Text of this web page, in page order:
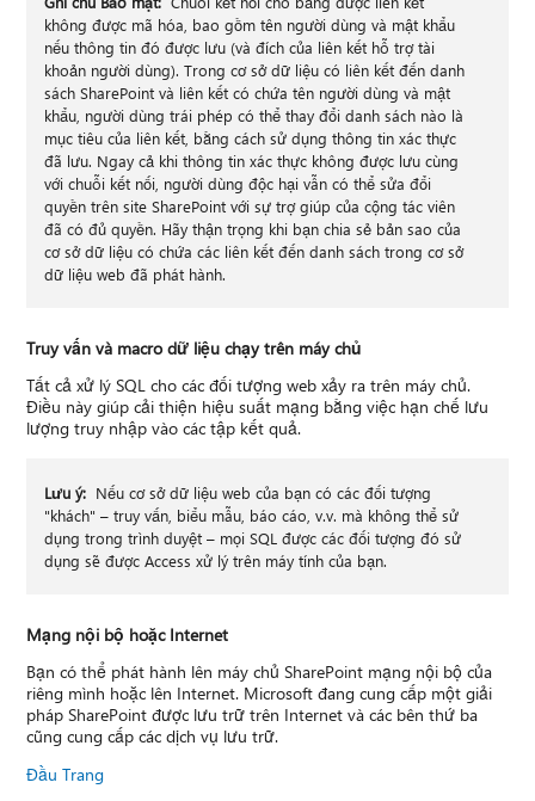
không được mã hóa, bao gồm tên người dùng và mật khẩu
nếu thông tin đó được lưu (và đích của liên kết hỗ trợ tài
khoản người dùng). Trong cơ sở dữ liệu có liên kết đến danh
sách SharePoint và liên kết có chứa tên người dùng và mật
khẩu, người dùng trái phép có thể thay đổi danh sách nào là
mục tiêu của liên kết, bằng cách sử dụng thông tin xác thực
đã lưu. Ngay cả khi thông tin xác thực không được lưu cùng
với chuỗi kết nối, người dùng độc hại vẫn có thể sửa đổi
quyền trên site SharePoint với sự trợ giúp của cộng tác viên
đã có đủ quyền. Hãy thận trọng khi bạn chia sẻ bản sao của
cơ sở dữ liệu có chứa các liên kết đến danh sách trong cơ sở
dữ liệu web đã phát hành.
Truy vấn và macro dữ liệu chạy trên máy chủ
Tất cả xử lý SQL cho các đối tượng web xảy ra trên máy chủ.
Điều này giúp cải thiện hiệu suất mạng bằng việc hạn chế lưu
lượng truy nhập vào các tập kết quả.
Lưu ý: Nếu cơ sở dữ liệu web của bạn có các đối tượng
"khách" – truy vấn, biểu mẫu, báo cáo, v.v. mà không thể sử
dụng trong trình duyệt – mọi SQL được các đối tượng đó sử
dụng sẽ được Access xử lý trên máy tính của bạn.
Mạng nội bộ hoặc Internet
Bạn có thể phát hành lên máy chủ SharePoint mạng nội bộ của
riêng mình hoặc lên Internet. Microsoft đang cung cấp một giải
pháp SharePoint được lưu trữ trên Internet và các bên thứ ba
cũng cung cấp các dịch vụ lưu trữ.
Đầu Trang